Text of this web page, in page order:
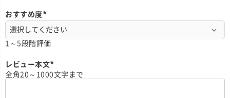
おすすめ度
必
須
)
1～5段階評価
レビュー本文
(
全角20～1000文字まで